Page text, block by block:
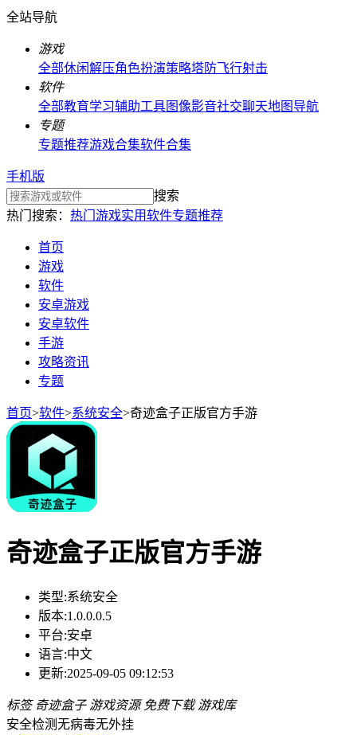
全站导航
游戏
全部休闲解压角色扮演策略塔防飞行射击
软件
全部教育学习辅助工具图像影音社交聊天地图导航
专题
专题推荐游戏合集软件合集
手机版
搜索
热门搜索： 热门游戏实用软件专题推荐
首页
游戏
软件
安卓游戏
安卓软件
手游
攻略资讯
专题
首页>软件>系统安全>奇迹盒子正版官方手游
奇迹盒子正版官方手游
类型:系统安全
版本:1.0.0.0.5
平台:安卓
语言:中文
更新:2025-09-05 09:12:53
标签 奇迹盒子 游戏资源 免费下载 游戏库
安全检测无病毒无外挂